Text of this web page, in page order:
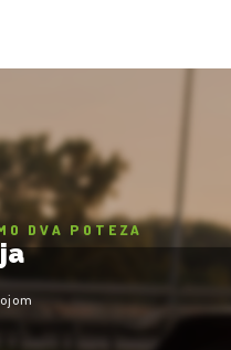
DVA POTEZA